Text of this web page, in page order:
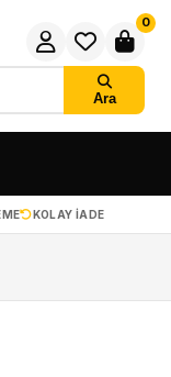
Ara
0
KOLAY IADE